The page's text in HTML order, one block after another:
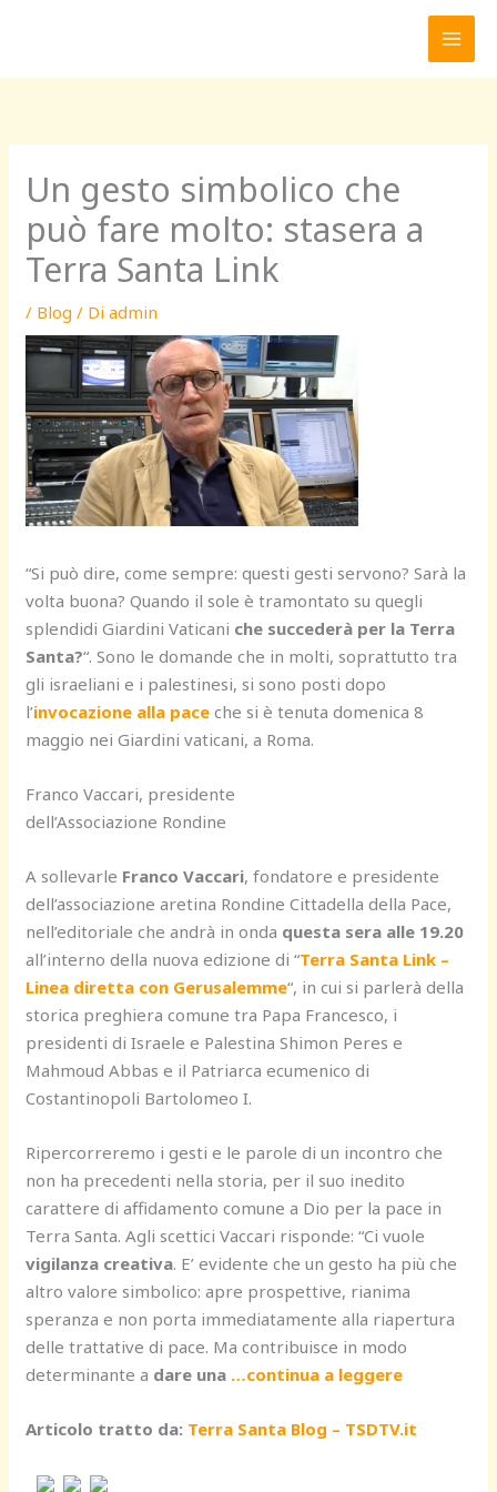
Un gesto simbolico che
può fare molto: stasera a
Terra Santa Link
/ Blog / Diadmin
“Si può dire, come sempre: questi gesti servono? Sarà la
volta buona? Quando il sole è tramontato su quegli
splendidi Giardini Vaticani che succederà per la Terra
Santa?“. Sono le domande che in molti, soprattutto tra
gli israeliani e i palestinesi, si sono posti dopo
l’invocazione alla pace che si è tenuta domenica 8
maggio nei Giardini vaticani, a Roma.
Franco Vaccari, presidente
dell’Associazione Rondine
A sollevarle Franco Vaccari, fondatore e presidente
dell’associazione aretina Rondine Cittadella della Pace,
nell’editoriale che andrà in onda questa sera alle 19.20
all’interno della nuova edizione di “Terra Santa Link –
Linea diretta con Gerusalemme“, in cui si parlerà della
storica preghiera comune tra Papa Francesco, i
presidenti di Israele e Palestina Shimon Peres e
Mahmoud Abbas e il Patriarca ecumenico di
Costantinopoli Bartolomeo I.
Ripercorreremo i gesti e le parole di un incontro che
non ha precedenti nella storia, per il suo inedito
carattere di affidamento comune a Dio per la pace in
Terra Santa. Agli scettici Vaccari risponde: “Ci vuole
vigilanza creativa. E’ evidente che un gesto ha più che
altro valore simbolico: apre prospettive, rianima
speranza e non porta immediatamente alla riapertura
delle trattative di pace. Ma contribuisce in modo
determinante a dare una …continua a leggere
Articolo tratto da: Terra Santa Blog – TSDTV.it